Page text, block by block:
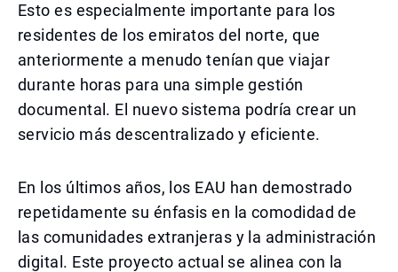
Esto es especialmente importante para los
residentes de los emiratos del norte, que
anteriormente a menudo tenían que viajar
durante horas para una simple gestión
documental. El nuevo sistema podría crear un
servicio más descentralizado y eficiente.
En los últimos años, los EAU han demostrado
repetidamente su énfasis en la comodidad de
las comunidades extranjeras y la administración
digital. Este proyecto actual se alinea con la